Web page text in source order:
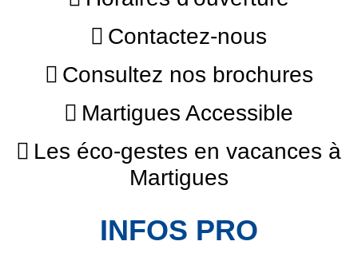
Contactez-nous
Consultez nos brochures
Martigues Accessible
Les éco-gestes en vacances à
Martigues
INFOS PRO